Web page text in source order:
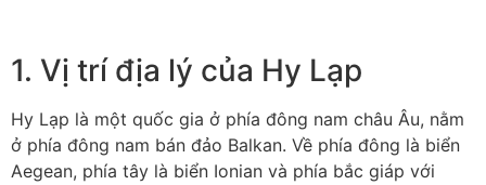
1. Vị trí địa lý của Hy Lạp
Hy Lạp là một quốc gia ở phía đông nam châu Âu, nằm
ở phía đông nam bán đảo Balkan. Về phía đông là biển
Aegean, phía tây là biển Ionian và phía bắc giáp với